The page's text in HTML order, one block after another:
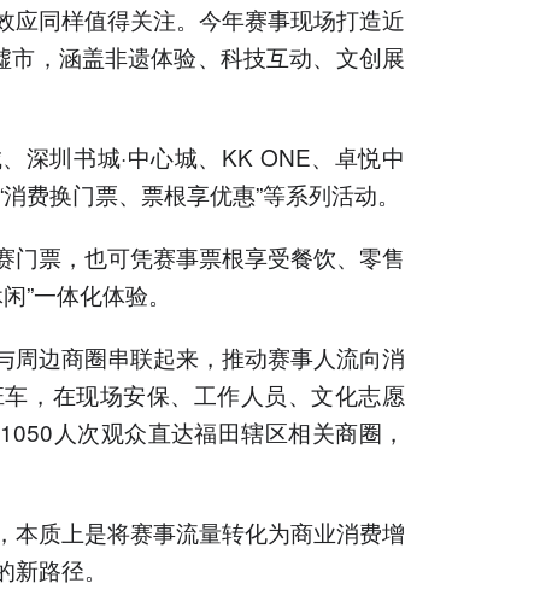
应同样值得关注。今年赛事现场打造近
，涵盖非遗体验、科技互动、文创展
深圳书城·中心城、KK ONE、卓悦中
费换门票、票根享优惠”等系列活动。
门票，也可凭赛事票根享受餐饮、零售
”一体化体验。
周边商圈串联起来，推动赛事人流向消
，在现场安保、工作人员、文化志愿
人次观众直达福田辖区相关商圈，
本质上是将赛事流量转化为商业消费增
路径。